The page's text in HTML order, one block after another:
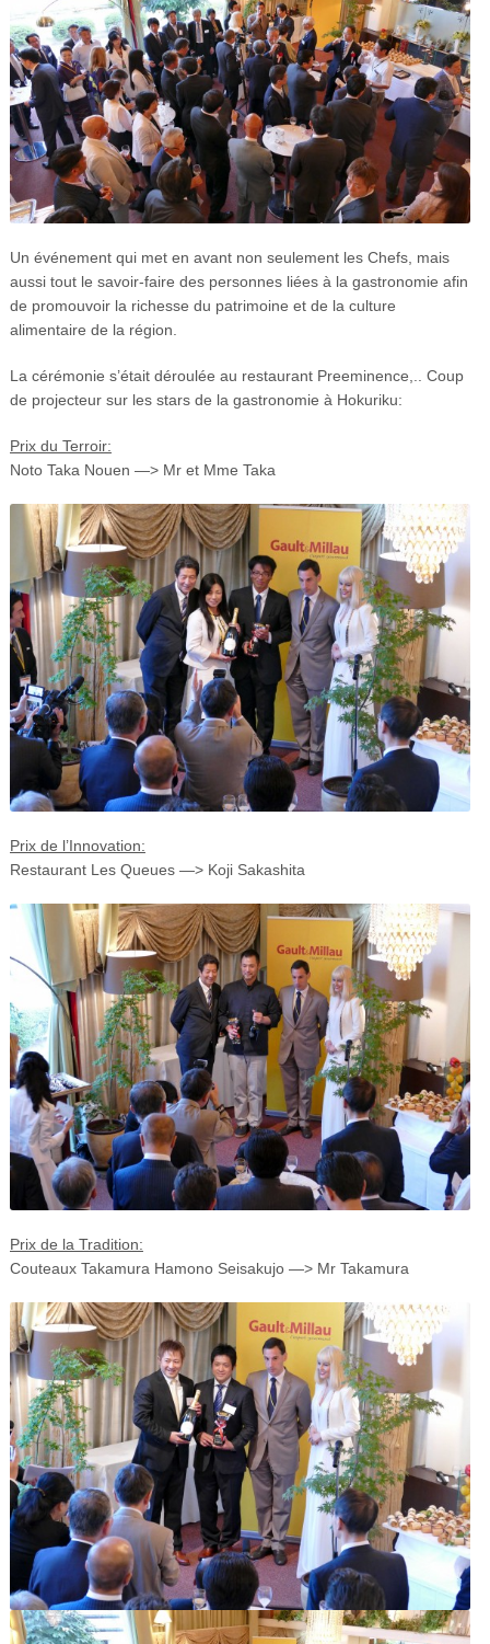
Un événement qui met en avant non seulement les Chefs, mais
aussi tout le savoir-faire des personnes liées à la gastronomie afin
de promouvoir la richesse du patrimoine et de la culture
alimentaire de la région.
La cérémonie s’était déroulée au restaurant Preeminence,.. Coup
de projecteur sur les stars de la gastronomie à Hokuriku:
Prix du Terroir:
Noto Taka Nouen —> Mr et Mme Taka
Prix de l’Innovation:
Restaurant Les Queues —> Koji Sakashita
Prix de la Tradition:
Couteaux Takamura Hamono Seisakujo —> Mr Takamura